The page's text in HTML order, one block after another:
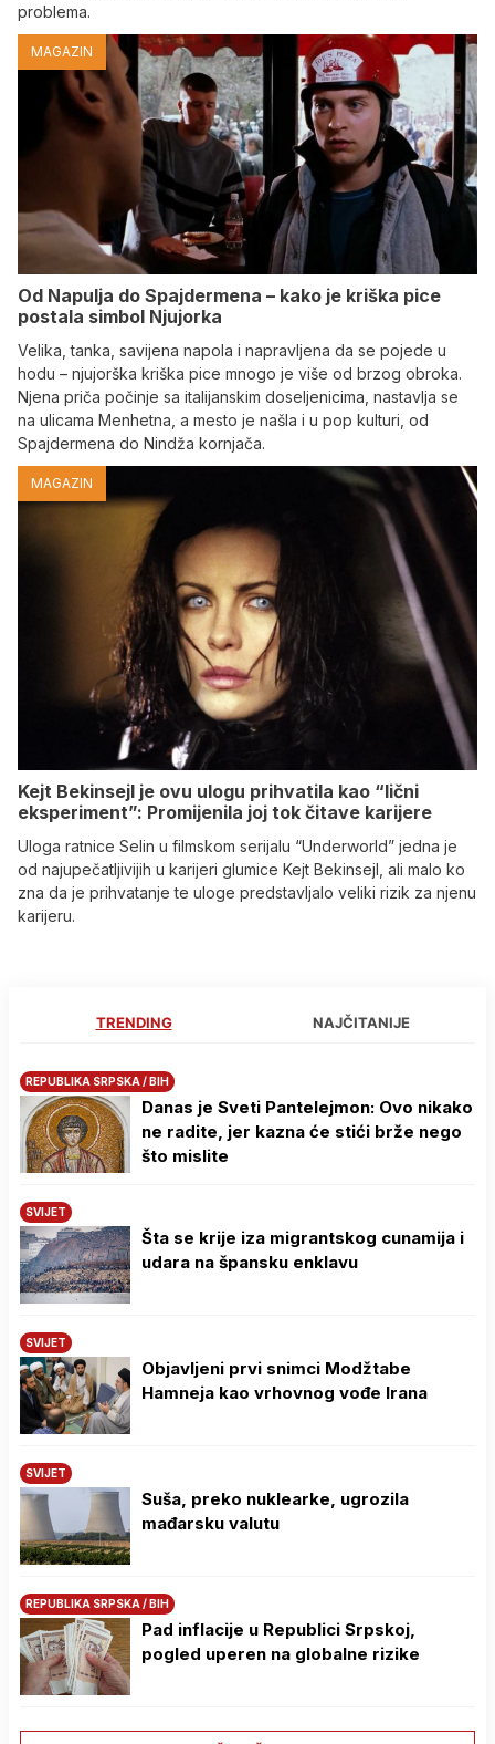
problema.
MAGAZIN
Od Napulja do Spajdermena – kako je kriška pice
postala simbol Njujorka
Velika, tanka, savijena napola i napravljena da se pojede u
hodu – njujorška kriška pice mnogo je više od brzog obroka.
Njena priča počinje sa italijanskim doseljenicima, nastavlja se
na ulicama Menhetna, a mesto je našla i u pop kulturi, od
Spajdermena do Nindža kornjača.
MAGAZIN
Kejt Bekinsejl je ovu ulogu prihvatila kao “lični
eksperiment”: Promijenila joj tok čitave karijere
Uloga ratnice Selin u filmskom serijalu “Underworld” jedna je
od najupečatljivijih u karijeri glumice Kejt Bekinsejl, ali malo ko
zna da je prihvatanje te uloge predstavljalo veliki rizik za njenu
karijeru.
TRENDING NAJČITANIJE
REPUBLIKA SRPSKA / BIH
Danas je Sveti Pantelejmon: Ovo nikako
ne radite, jer kazna će stići brže nego
što mislite
SVIJET
Šta se krije iza migrantskog cunamija i
udara na špansku enklavu
SVIJET
Objavljeni prvi snimci Modžtabe
Hamneja kao vrhovnog vođe Irana
SVIJET
Suša, preko nuklearke, ugrozila
mađarsku valutu
REPUBLIKA SRPSKA / BIH
Pad inflacije u Republici Srpskoj,
pogled uperen na globalne rizike